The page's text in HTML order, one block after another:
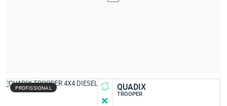
PROFISSIONAL QUADIX
TROOPER